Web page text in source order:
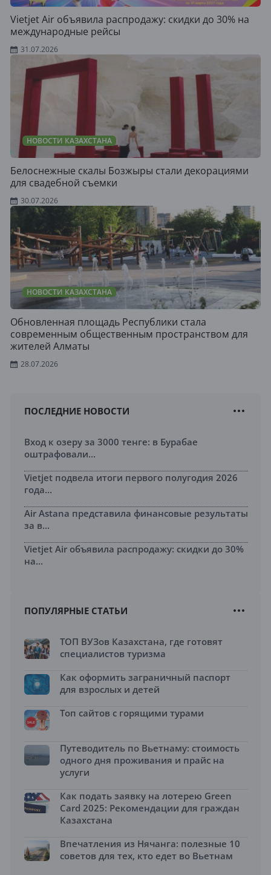
Vietjet Air объявила распродажу: скидки до 30% на
международные рейсы
31.07.2026
НОВОСТИ КАЗАХСТАНА
Белоснежные скалы Бозжыры стали декорациями
для свадебной съемки
30.07.2026
НОВОСТИ КАЗАХСТАНА
Обновленная площадь Республики стала
современным общественным пространством для
жителей Алматы
28.07.2026
ПОСЛЕДНИЕ НОВОСТИ
Вход к озеру за 3000 тенге: в Бурабае
оштрафовали...
Vietjet подвела итоги первого полугодия 2026
года...
Air Astana представила финансовые результаты
за в...
Vietjet Air объявила распродажу: скидки до 30%
на...
ПОПУЛЯРНЫЕ СТАТЬИ
ТОП ВУЗов Казахстана, где готовят
специалистов туризма
Как оформить заграничный паспорт
для взрослых и детей
Топ сайтов с горящими турами
Путеводитель по Вьетнаму: стоимость
одного дня проживания и прайс на
услуги
Как подать заявку на лотерею Green
Card 2025: Рекомендации для граждан
Казахстана
Впечатления из Нячанга: полезные 10
советов для тех, кто едет во Вьетнам